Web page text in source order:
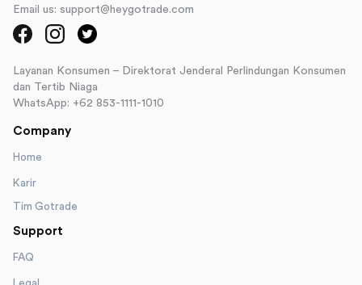
Email us: support@heygotrade.com
Layanan Konsumen – Direktorat Jenderal Perlindungan Konsumen
dan Tertib Niaga
WhatsApp: +62 853-1111-1010
Company
Home
Karir
Tim Gotrade
Support
FAQ